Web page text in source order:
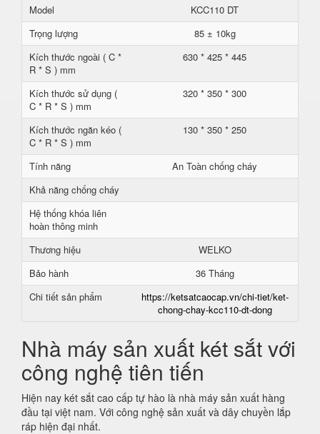
Model
KCC110 DT
Trọng lượng
85 ± 10kg
Kích thước ngoài ( C *
R * S ) mm
630 * 425 * 445
Kích thước sử dụng (
C * R * S ) mm
320 * 350 * 300
Kích thước ngăn kéo (
C * R * S ) mm
130 * 350 * 250
Tính năng
An Toàn chống cháy
Khả năng chống cháy
Hệ thống khóa liên
hoàn thông minh
Thương hiệu
WELKO
Bảo hành
36 Tháng
Chi tiết sản phẩm
https://ketsatcaocap.vn/chi-tiet/ket-
chong-chay-kcc110-dt-dong
Nhà máy sản xuất két sắt với
công nghệ tiên tiến
Hiện nay két sắt cao cấp tự hào là nhà máy sản xuất hàng
đầu tại việt nam. Với công nghệ sản xuất và dây chuyền lắp
ráp hiện đại nhất.